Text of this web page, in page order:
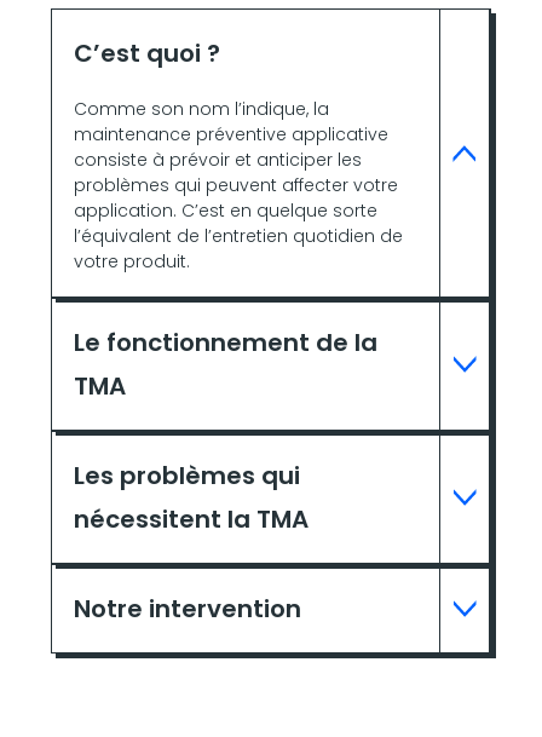
C’est quoi ?
Comme son nom l’indique, la
maintenance préventive applicative
consiste à prévoir et anticiper les
problèmes qui peuvent affecter votre
application. C’est en quelque sorte
l’équivalent de l’entretien quotidien de
votre produit.
Le fonctionnement de la
TMA
Les problèmes qui
nécessitent la TMA
Notre intervention